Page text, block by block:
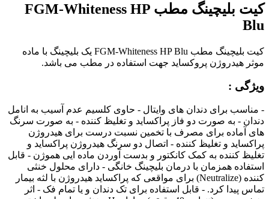
کیت بلیچینگ مطب FGM-Whiteness HP
Blu
کیت بلیچینگ مطب FGM-Whiteness HP Blu یک بلیچینگ با ماده
موثر هیدروژن پروکساید جهت استفاده در مطب می باشد.
ویژگی :
- مناسب برای دندان های وایتال - حاوی کلسیم عدم آسیب به انامل
دندان - به صورت دو فاز پراکساید و تغلیظ کننده - به صورت سرنگ
های آماده برای مصرف با تخمین نسبت درست برای هیدروژن
پراکساید و تغلیظ کننده - اتصال دو سرنگ هیدروژن پراکساید و
تغلیظ کننده به کمک کانکتور و بدست آوردن ماده ایی هموژن - قابل
استفاده همزمان با درمان بلیچینگ خانگی - دارای محلول خنثی
کننده (Neutralize) برای مواقعی که پراکساید هیدروژن با لثه بیمار
تماس پیدا کرد. - قابل استفاده برای تک دندان و یا تمام فک - اثر